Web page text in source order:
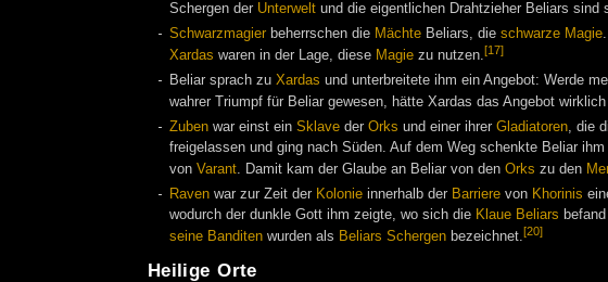
Schergen der Unterwelt und die eigentlichen Drahtzieher Beliars sind
Schwarzmagier beherrschen die Mächte Beliars, die schwarze Magie
Xardas waren in der Lage, diese Magie zu nutzen.[17]
Beliar sprach zu Xardas und unterbreitete ihm ein Angebot: Werde
wahrer Triumpf für Beliar gewesen, hätte Xardas das Angebot
Zuben war einst ein Sklave der Orks und einer ihrer Gladiatoren, die
freigelassen und ging nach Süden. Auf dem Weg schenkte Beliar ihm
von Varant. Damit kam der Glaube an Beliar von den Orks zu den
Raven war zur Zeit der Kolonie innerhalb der Barriere von Khorinis
wodurch der dunkle Gott ihm zeigte, wo sich die Klaue Beliars
seine Banditen wurden als Beliars Schergen bezeichnet.[20]
Heilige Orte